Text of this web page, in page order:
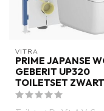
VITRA
PRIME JAPANSE
GEBERIT UP320
TOILETSET ZWART